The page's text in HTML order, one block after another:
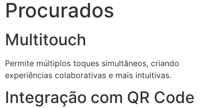
Procurados
Multitouch
Permite múltiplos toques simultâneos, criando
experiências colaborativas e mais intuitivas.
Integração com QR Code